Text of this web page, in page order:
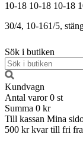
10-18 10-18 10-18
30/4, 10-161/5,
Sök i butiken
Kundvagn
Antal varor 0 st
Summa 0 kr
Till kassan Mina
500 kr kvar till fri